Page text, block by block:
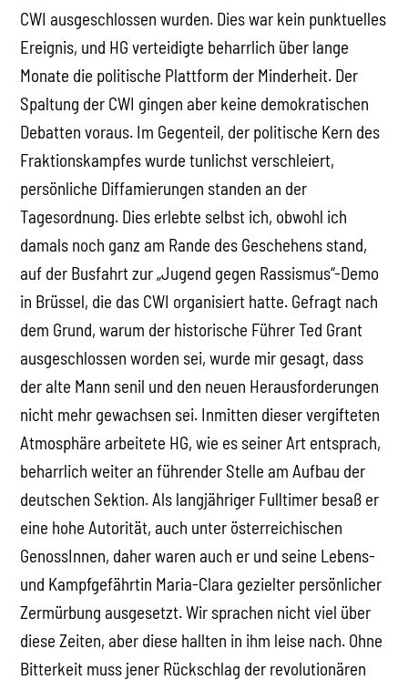
CWI ausgeschlossen wurden. Dies war kein punktuelles
Ereignis, und HG verteidigte beharrlich über lange
Monate die politische Plattform der Minderheit. Der
Spaltung der CWI gingen aber keine demokratischen
Debatten voraus. Im Gegenteil, der politische Kern des
Fraktionskampfes wurde tunlichst verschleiert,
persönliche Diffamierungen standen an der
Tagesordnung. Dies erlebte selbst ich, obwohl ich
damals noch ganz am Rande des Geschehens stand,
auf der Busfahrt zur „Jugend gegen Rassismus“-Demo
in Brüssel, die das CWI organisiert hatte. Gefragt nach
dem Grund, warum der historische Führer Ted Grant
ausgeschlossen worden sei, wurde mir gesagt, dass
der alte Mann senil und den neuen Herausforderungen
nicht mehr gewachsen sei. Inmitten dieser vergifteten
Atmosphäre arbeitete HG, wie es seiner Art entsprach,
beharrlich weiter an führender Stelle am Aufbau der
deutschen Sektion. Als langjähriger Fulltimer besaß er
eine hohe Autorität, auch unter österreichischen
GenossInnen, daher waren auch er und seine Lebens-
und Kampfgefährtin Maria-Clara gezielter persönlicher
Zermürbung ausgesetzt. Wir sprachen nicht viel über
diese Zeiten, aber diese hallten in ihm leise nach. Ohne
Bitterkeit muss jener Rückschlag der revolutionären